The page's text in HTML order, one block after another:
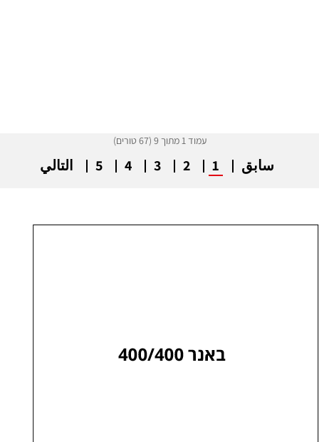
עמוד 1 מתוך 9 (67 טורים)
سابق 1
2
3
4
5 التالي